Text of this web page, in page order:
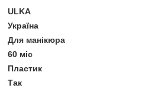
ULKA
Україна
Для манікюра
60 міс
Пластик
Так